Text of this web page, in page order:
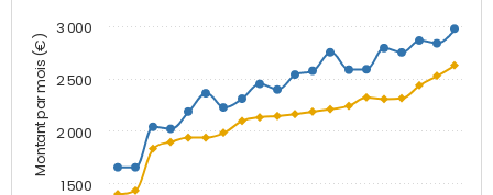
Montant par mois (€)
1 500
2 000
2 500
3 000